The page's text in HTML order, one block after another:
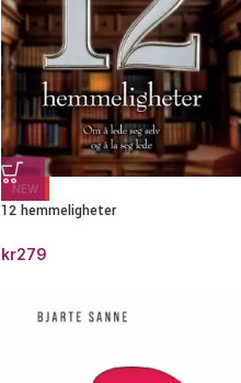
NEW
12 hemmeligheter
kr279